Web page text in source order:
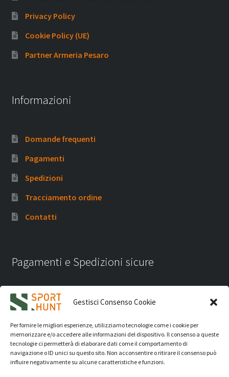
Gestisci Consenso Cookie
Per fornire le migliori esperienze, utilizziamo tecnologie come i cookie per
memorizzare e/o accedere alle informazioni del dispositivo. Il consenso a queste
tecnologie ci permetterà di elaborare dati come il comportamento di
navigazione o ID unici su questo sito. Non acconsentire o ritirare il consenso può
influire negativamente su alcune caratteristiche e funzioni.
Privacy Policy
Cookie Policy (UE)
Partner Armeria Pesaro
Informazioni
Domande frequenti
Pagamenti
Spedizioni
Tracciamento ordine
Contatti
Pagamenti e Spedizioni sicure